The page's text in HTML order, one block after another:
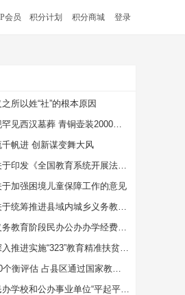
会员 积分计划 积分商城 登录
所以姓“社”的根本原因
洛阳发现罕见西汉墓葬 青铜壶装2000多年前美酒，酒液澄清透明
帆进 创新谋变舞大风
教育部关于印发《全国教育系统开展法治宣传教育的第七个五年规划（2016-2020年）》的通知
于加强困境儿童保障工作的意见
国务院关于统筹推进县域内城乡义务教育一体化改革发展的若干意见
青岛：义务教育阶段民办公办办学经费一视同仁
山东：深入推进实施“323”教育精准扶贫工程
陕西：70个衡评估 占县区通过国家教育均比65.4%
宁波：民办学校和公办事业单位“平起平坐”